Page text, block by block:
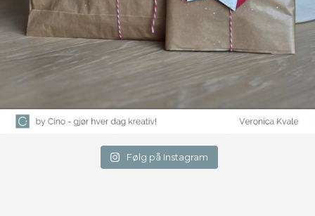
Følg på Instagram